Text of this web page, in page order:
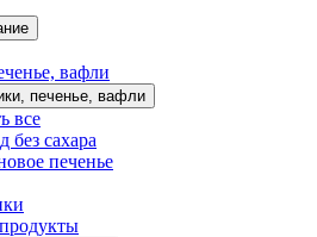
вафли
печенье, вафли
все
без сахара
печенье